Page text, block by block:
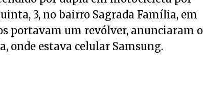
3, no bairro Sagrada Família, em
portavam um revólver, anunciaram o
onde estava celular Samsung.